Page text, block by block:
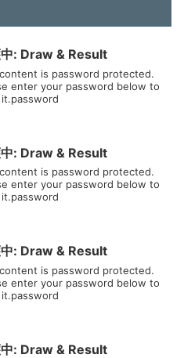
: Draw & Result
is password protected.
enter your password below to
: Draw & Result
is password protected.
enter your password below to
: Draw & Result
is password protected.
enter your password below to
: Draw & Result